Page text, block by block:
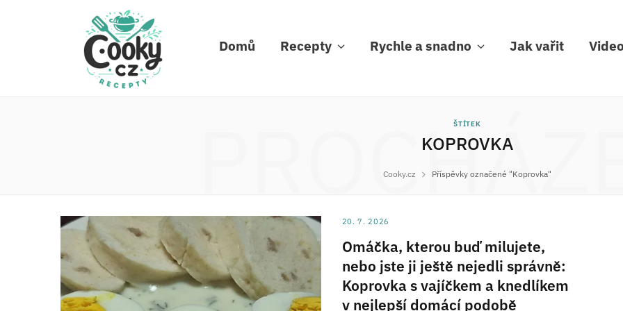
Domů Recepty Rychle a snadno Jak vařit Video
ŠTÍTEK
KOPROVKA
Cooky.cz Příspěvky označené "Koprovka"
20. 7. 2026
Omáčka, kterou buď milujete,
nebo jste ji ještě nejedli správně:
Koprovka s vajíčkem a knedlíkem
v nejlepší domácí podobě